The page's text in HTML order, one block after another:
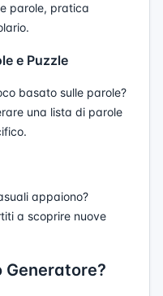
parole, pratica
e Puzzle
basato sulle parole?
una lista di parole
appaiono?
a scoprire nuove
Generatore?